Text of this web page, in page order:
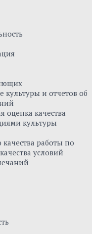
культуры и отчетов об
оценка качества
культуры
работы по
условий